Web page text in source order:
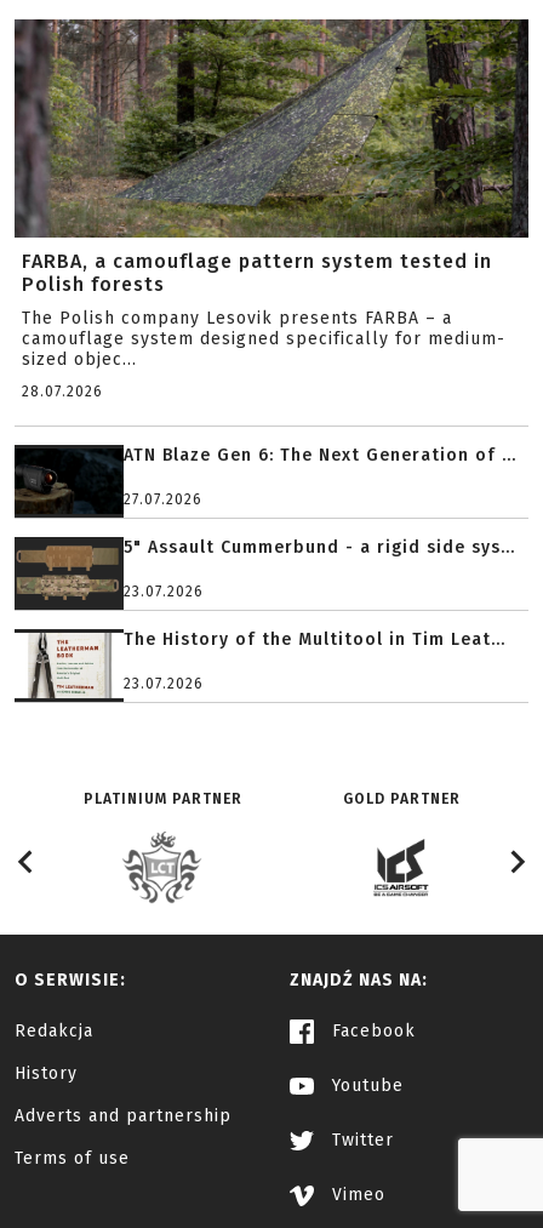
FARBA, a camouflage pattern system tested in
Polish forests
The Polish company Lesovik presents FARBA – a
camouflage system designed specifically for medium-
sized objec...
28.07.2026
ATN Blaze Gen 6: The Next Generation of ...
27.07.2026
5" Assault Cummerbund - a rigid side sys...
23.07.2026
The History of the Multitool in Tim Leat...
23.07.2026
PLATINIUM PARTNER GOLD PARTNER
O SERWISIE:
Redakcja
History
Adverts and partnership
Terms of use
ZNAJDŹ NAS NA:
Facebook
Youtube
Twitter
Vimeo